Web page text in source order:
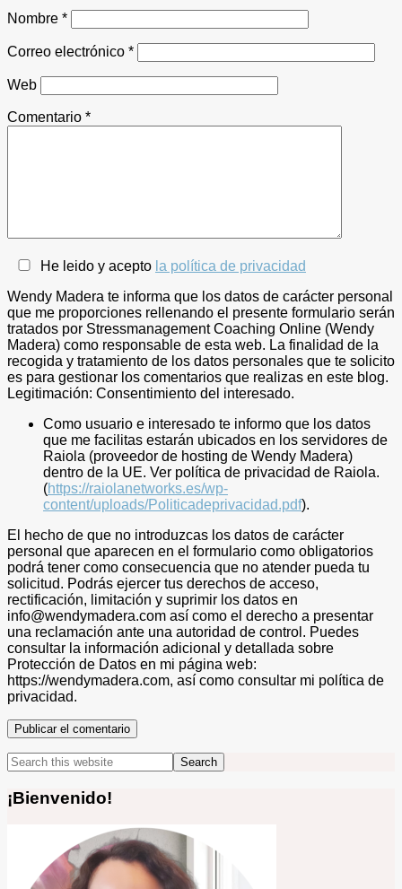
Nombre *
Correo electrónico *
Web
Comentario *
He leido y acepto la política de privacidad
Wendy Madera te informa que los datos de carácter personal
que me proporciones rellenando el presente formulario serán
tratados por Stressmanagement Coaching Online (Wendy
Madera) como responsable de esta web. La finalidad de la
recogida y tratamiento de los datos personales que te solicito
es para gestionar los comentarios que realizas en este blog.
Legitimación: Consentimiento del interesado.
Como usuario e interesado te informo que los datos
que me facilitas estarán ubicados en los servidores de
Raiola (proveedor de hosting de Wendy Madera)
dentro de la UE. Ver política de privacidad de Raiola.
(https://raiolanetworks.es/wp-
content/uploads/Politicadeprivacidad.pdf).
El hecho de que no introduzcas los datos de carácter
personal que aparecen en el formulario como obligatorios
podrá tener como consecuencia que no atender pueda tu
solicitud. Podrás ejercer tus derechos de acceso,
rectificación, limitación y suprimir los datos en
info@wendymadera.com así como el derecho a presentar
una reclamación ante una autoridad de control. Puedes
consultar la información adicional y detallada sobre
Protección de Datos en mi página web:
https://wendymadera.com, así como consultar mi política de
privacidad.
Primary
Sidebar
Search
this
website
¡Bienvenido!